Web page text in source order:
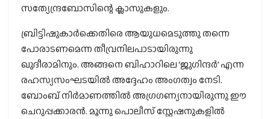
സത്യേന്ദ്രബോസിന്റെ ക്ലാസുകളും.
ബ്രിട്ടിഷുകാർക്കെതിരെ ആയുധമെടുത്തു തന്നെ
പോരാടണമെന്ന തീവ്രനിലപാടായിരുന്നു
ഖുദീരാമിനും. അങ്ങനെ ബിഹാറിലെ ‘ജുഗിന്ദർ’ എന്ന
രഹസ്യസംഘടയിൽ അദ്ദേഹം അംഗത്വം നേടി.
ബോംബ് നിർമാണത്തിൽ അഗ്രഗണ്യനായിരുന്നു ഈ
ചെറുപ്പക്കാരൻ. മൂന്നു പൊലീസ് സ്റ്റേഷനുകളിൽ